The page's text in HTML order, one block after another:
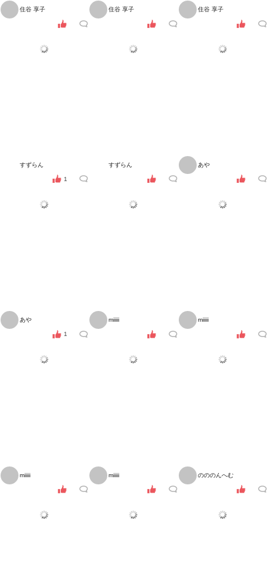
住谷 享子 住谷 享子 住谷 享子
すずらん
1
すずらん あや
あや
1
miiiii miiiii
miiiii miiiii のののんへむ